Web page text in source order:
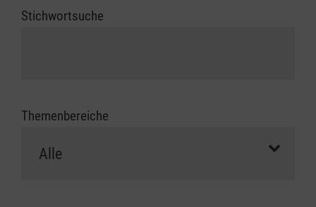
Stichwortsuche
Themenbereiche